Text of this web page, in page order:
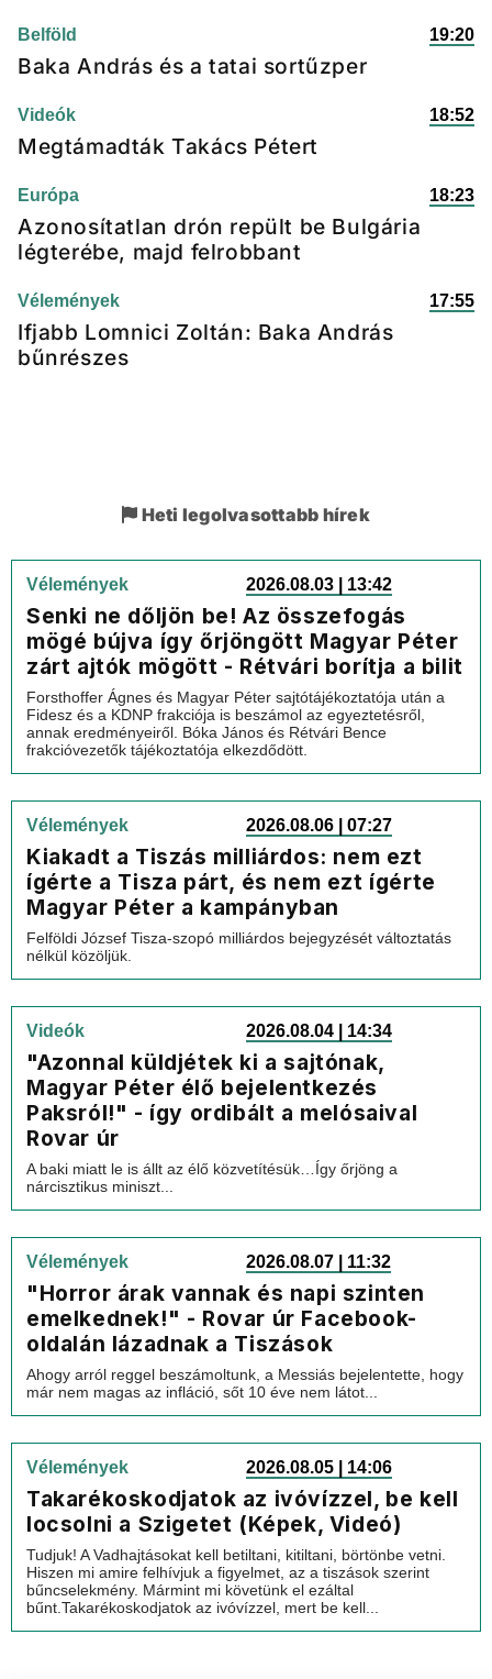
Belföld 19:20
Baka András és a tatai sortűzper
Videók 18:52
Megtámadták Takács Pétert
Európa 18:23
Azonosítatlan drón repült be Bulgária
légterébe, majd felrobbant
Vélemények 17:55
Ifjabb Lomnici Zoltán: Baka András
bűnrészes
Heti legolvasottabb hírek
Vélemények 2026.08.03 | 13:42
Senki ne dőljön be! Az összefogás
mögé bújva így őrjöngött Magyar Péter
zárt ajtók mögött - Rétvári borítja a bilit
Forsthoffer Ágnes és Magyar Péter sajtótájékoztatója után a
Fidesz és a KDNP frakciója is beszámol az egyeztetésről,
annak eredményeiről. Bóka János és Rétvári Bence
frakcióvezetők tájékoztatója elkezdődött.
Vélemények 2026.08.06 | 07:27
Kiakadt a Tiszás milliárdos: nem ezt
ígérte a Tisza párt, és nem ezt ígérte
Magyar Péter a kampányban
Felföldi József Tisza-szopó milliárdos bejegyzését változtatás
nélkül közöljük.
Videók 2026.08.04 | 14:34
"Azonnal küldjétek ki a sajtónak,
Magyar Péter élő bejelentkezés
Paksról!" - így ordibált a melósaival
Rovar úr
A baki miatt le is állt az élő közvetítésük…Így őrjöng a
nárcisztikus miniszt...
Vélemények 2026.08.07 | 11:32
"Horror árak vannak és napi szinten
emelkednek!" - Rovar úr Facebook-
oldalán lázadnak a Tiszások
Ahogy arról reggel beszámoltunk, a Messiás bejelentette, hogy
már nem magas az infláció, sőt 10 éve nem látot...
Vélemények 2026.08.05 | 14:06
Takarékoskodjatok az ivóvízzel, be kell
locsolni a Szigetet (Képek, Videó)
Tudjuk! A Vadhajtásokat kell betiltani, kitiltani, börtönbe vetni.
Hiszen mi amire felhívjuk a figyelmet, az a tiszások szerint
bűncselekmény. Mármint mi követünk el ezáltal
bűnt.Takarékoskodjatok az ivóvízzel, mert be kell...